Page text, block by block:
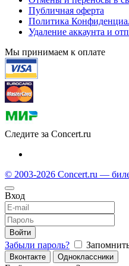
Публичная оферта
Политика
Удаление аккаунта и
Мы принимаем к оплате
Следите за Concert.ru
© 2003-2026 Concert.ru —
Вход
Войти
Забыли пароль?
Вконтакте Одноклассники